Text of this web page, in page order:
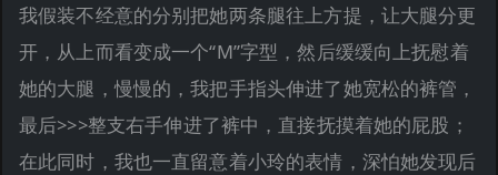
我假装不经意的分别把她两条腿往上方提，让大腿分更
开，从上而看变成一个“M”字型，然后缓缓向上抚慰着
她的大腿，慢慢的，我把手指头伸进了她宽松的裤管，
最后>>>整支右手伸进了裤中，直接抚摸着她的屁股；
在此同时，我也一直留意着小玲的表情，深怕她发现后